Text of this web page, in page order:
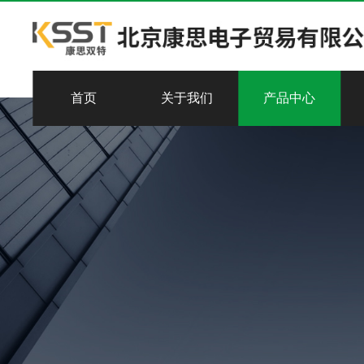
首页 关于我们 产品中心